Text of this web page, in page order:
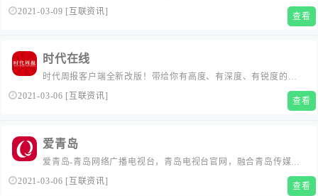
设备及互联网服务等方面的刚更新资讯，呈现为网站、微博、微
信、APP等全媒体新形态，是国内领先的互联网消费互动媒体。...
2021-03-09 [互联资讯] 查看
时代在线
时代周报客户端全新改版！带给你有高度、有深度、有锐度的独
家专业财经报道。时代周报新闻资讯平台，主打政经、财经、产
经原创报道，以中国财智人士和白领阶层为主要用户群，用专业
2021-03-06 [ 互联资讯] 查看
爱青岛
爱青岛-青岛网络广播电视台，青岛电视台官网，融合青岛传媒
网，青岛广播网，是青岛排优秀视频门户网站。提供青岛电视
台、广播电台的在线直播和点播；是《青岛新闻》《生活在线》
2021-03-06 [互联资讯] 查看